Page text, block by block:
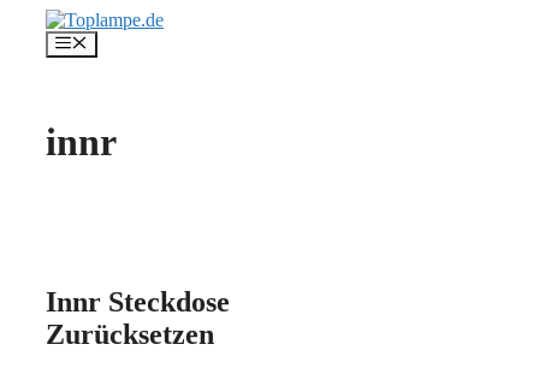
Inhalt
springen
Menü
innr
Innr Steckdose
Zurücksetzen